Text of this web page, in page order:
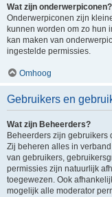
Wat zijn onderwerpiconen?
Onderwerpiconen zijn
kunnen worden om zo hun
kan maken van
ingestelde permissies.
Omhoog
Gebruikers en
Wat zijn Beheerders?
Beheerders zijn
Zij beheren alles in
van gebruikers,
permissies zijn natuurlijk
toegewezen. Ook
mogelijk alle moderator